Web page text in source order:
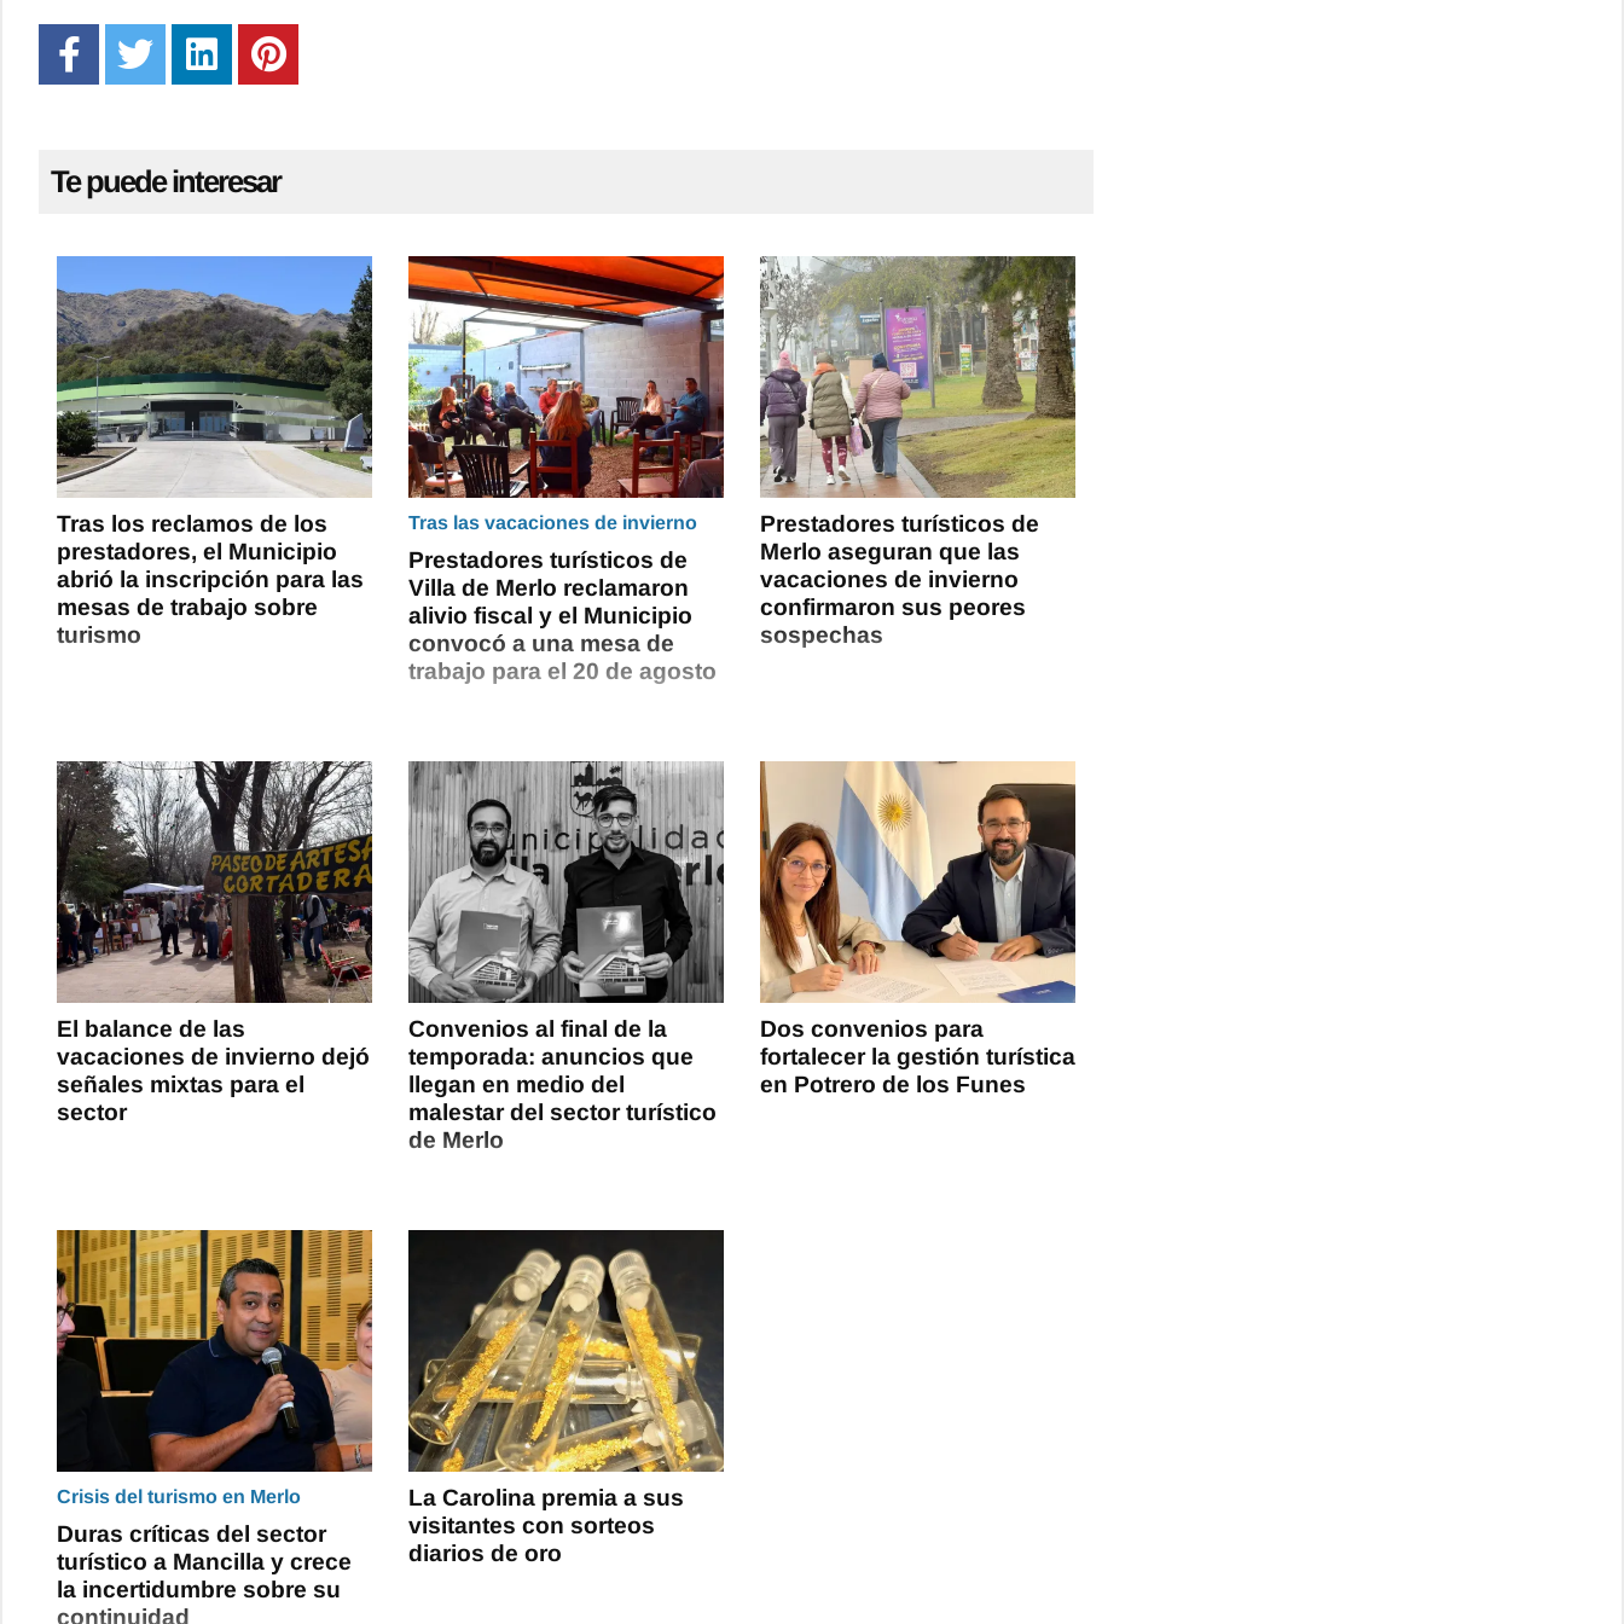
Te puede interesar
Tras los reclamos de los
prestadores, el Municipio
abrió la inscripción para las
mesas de trabajo sobre
turismo
Tras las vacaciones de invierno
Prestadores turísticos de
Villa de Merlo reclamaron
alivio fiscal y el Municipio
convocó a una mesa de
trabajo para el 20 de agosto
Prestadores turísticos de
Merlo aseguran que las
vacaciones de invierno
confirmaron sus peores
sospechas
El balance de las
vacaciones de invierno dejó
señales mixtas para el
sector
Convenios al final de la
temporada: anuncios que
llegan en medio del
malestar del sector turístico
de Merlo
Dos convenios para
fortalecer la gestión turística
en Potrero de los Funes
Crisis del turismo en Merlo
Duras críticas del sector
turístico a Mancilla y crece
la incertidumbre sobre su
continuidad
La Carolina premia a sus
visitantes con sorteos
diarios de oro